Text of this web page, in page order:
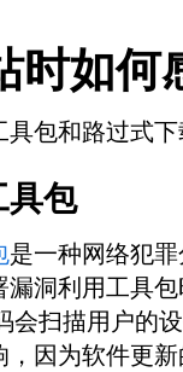
时如何
包和路过式
具包
是一种网络犯
漏洞利用工具
会扫描用户的
，因为软件更